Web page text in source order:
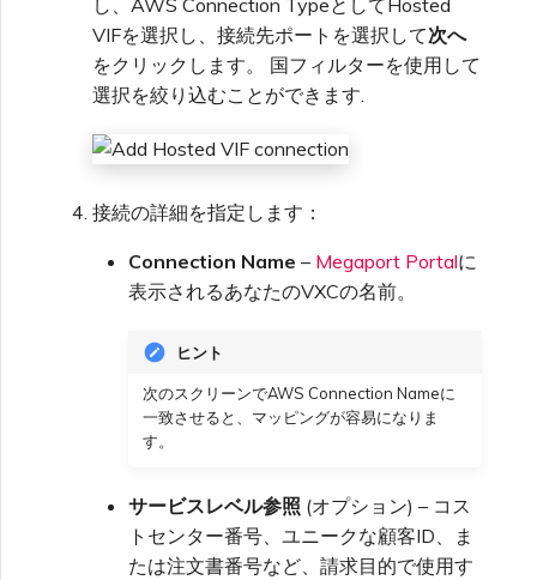
Megaportポータルへのログ
イン
VXCの終了
AWSアウトポストラック
AWS FAQ
IBM Cloudダイレクトリンク
Latitude.sh
Nutanixダイレクトコネクト
Salesforce Express
Oracle MCR接続
OVHcloud MCR接続
SAP HANAエンタープライ
MCRのNAT動作
プライベートクラウド間の
MCRの終了
Fortinet FortiGate
Peplink FusionHub
Versa SD-WAN
VMware SD-WAN
vNIC接続の種類
セキュリティ設定の管理
アクティビティログの表示
ントの監視
メガポート承認書
VXC、メガポートインター
ネット、IXの請求
メガポートインターネット接
APIでのMCR VXC作成
MVEからAWSへのVXC作成
MVEからGoogleへのVXC作
Megaport Terraformプロバ
イダーの学習資料とリソース
メガポートTerraformプロバ
ステージング環境でのテスト
顧客のセキュリティ責任
メガポートポータル認証FAQ
X-Authトークン廃止FAQ
VIFを選択し、接続先ポートを選択して次へ
をクリックします。 国フィルターを使用して
選択を絞り込むことができます.
接続の詳細を指定します：
Connection Name – Megaport Portalに
表示されるあなたのVXCの名前。
ヒント
次のスクリーンでAWS Connection Nameに
一致させると、マッピングが容易になりま
す。
サービスレベル参照 (オプション) – コス
トセンター番号、ユニークな顧客ID、ま
たは注文書番号など、請求目的で使用す